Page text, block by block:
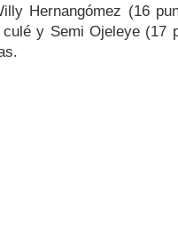
Hernangómez (16
y Semi Ojeleye (17